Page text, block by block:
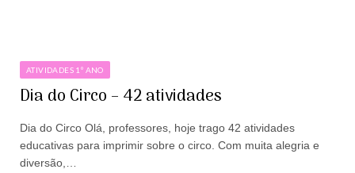
ATIVIDADES 1º ANO
Dia do Circo – 42 atividades
Dia do Circo Olá, professores, hoje trago 42 atividades
educativas para imprimir sobre o circo. Com muita alegria e
diversão,…